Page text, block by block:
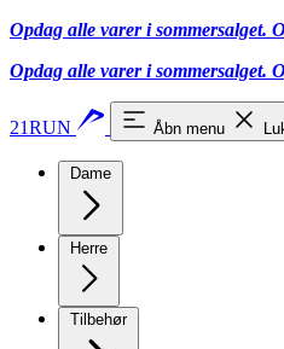
Opdag alle varer i sommersalget.
Opdag alle varer i sommersalget.
21RUN Åbn menu
Dame
Herre
Tilbehør